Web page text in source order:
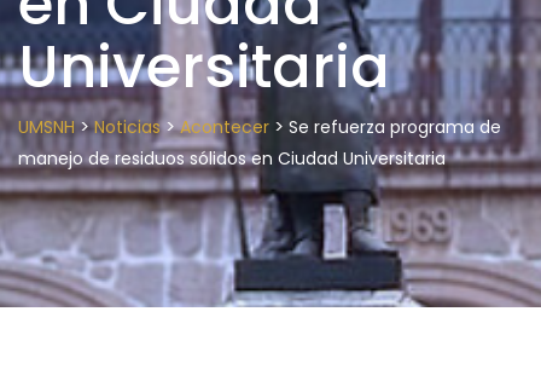
Universitaria
UMSNH>Noticias>Acontecer > Se refuerza programa de
manejo de residuos sólidos en Ciudad Universitaria